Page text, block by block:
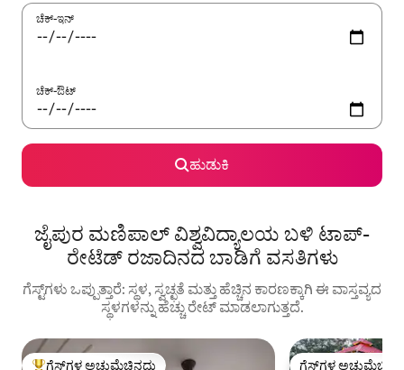
ಚೆಕ್-ಇನ್
ಚೆಕ್-ಔಟ್
ಹುಡುಕಿ
ಜೈಪುರ ಮಣಿಪಾಲ್ ವಿಶ್ವವಿದ್ಯಾಲಯ ಬಳಿ ಟಾಪ್-
ರೇಟೆಡ್ ರಜಾದಿನದ ಬಾಡಿಗೆ ವಸತಿಗಳು
ಗೆಸ್ಟ್‌ಗಳು ಒಪ್ಪುತ್ತಾರೆ: ಸ್ಥಳ, ಸ್ವಚ್ಛತೆ ಮತ್ತು ಹೆಚ್ಚಿನ ಕಾರಣಕ್ಕಾಗಿ ಈ ವಾಸ್ತವ್ಯದ
ಸ್ಥಳಗಳನ್ನು ಹೆಚ್ಚು ರೇಟ್ ಮಾಡಲಾಗುತ್ತದೆ.
ಗೆಸ್ಟ್‌ಗಳ ಅಚ್ಚುಮೆಚ್ಚಿನದು ಗೆಸ್ಟ್‌ಗಳ